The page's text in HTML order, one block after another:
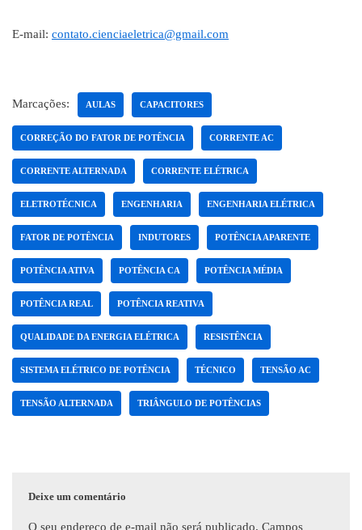
E-mail: contato.cienciaeletrica@gmail.com
Marcações: AULAS CAPACITORES
CORREÇÃO DO FATOR DE POTÊNCIA CORRENTE AC
CORRENTE ALTERNADA CORRENTE ELÉTRICA
ELETROTÉCNICA ENGENHARIA ENGENHARIA ELÉTRICA
FATOR DE POTÊNCIA INDUTORES POTÊNCIA APARENTE
POTÊNCIA ATIVA POTÊNCIA CA POTÊNCIA MÉDIA
POTÊNCIA REAL POTÊNCIA REATIVA
QUALIDADE DA ENERGIA ELÉTRICA RESISTÊNCIA
SISTEMA ELÉTRICO DE POTÊNCIA TÉCNICO TENSÃO AC
TENSÃO ALTERNADA TRIÂNGULO DE POTÊNCIAS
Deixe um comentário
O seu endereço de e-mail não será publicado. Campos